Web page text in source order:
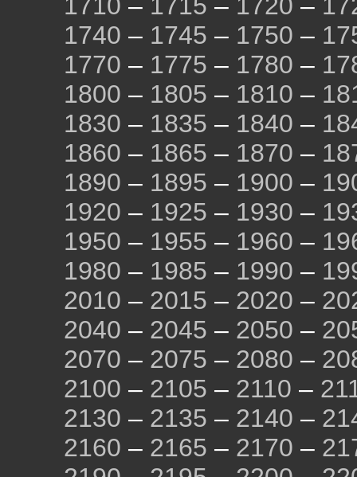
1710 – 1715 – 1720 –
1740 – 1745 – 1750 –
1770 – 1775 – 1780 –
1800 – 1805 – 1810 –
1830 – 1835 – 1840 –
1860 – 1865 – 1870 –
1890 – 1895 – 1900 –
1920 – 1925 – 1930 –
1950 – 1955 – 1960 –
1980 – 1985 – 1990 –
2010 – 2015 – 2020 –
2040 – 2045 – 2050 –
2070 – 2075 – 2080 –
2100 – 2105 – 2110 –
2130 – 2135 – 2140 –
2160 – 2165 – 2170 –